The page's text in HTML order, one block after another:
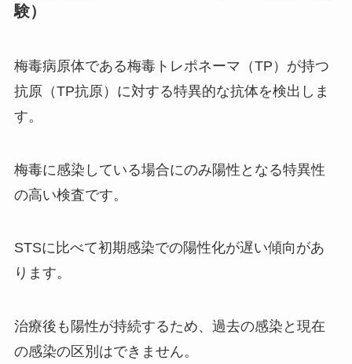
験）
梅毒病原体である梅毒トレポネーマ（TP）が持つ
抗原（TP抗原）に対する特異的な抗体を検出しま
す。
梅毒に感染している場合にのみ陽性となる特異性
の高い検査です。
STSに比べて初期感染での陽性化が遅い傾向があ
ります。
治療後も陽性が持続するため、過去の感染と現在
の感染の区別はできません。